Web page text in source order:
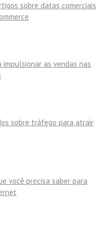
sobre datas comerciais
impulsionar as vendas nas
sobre tráfego para atrair
você precisa saber para